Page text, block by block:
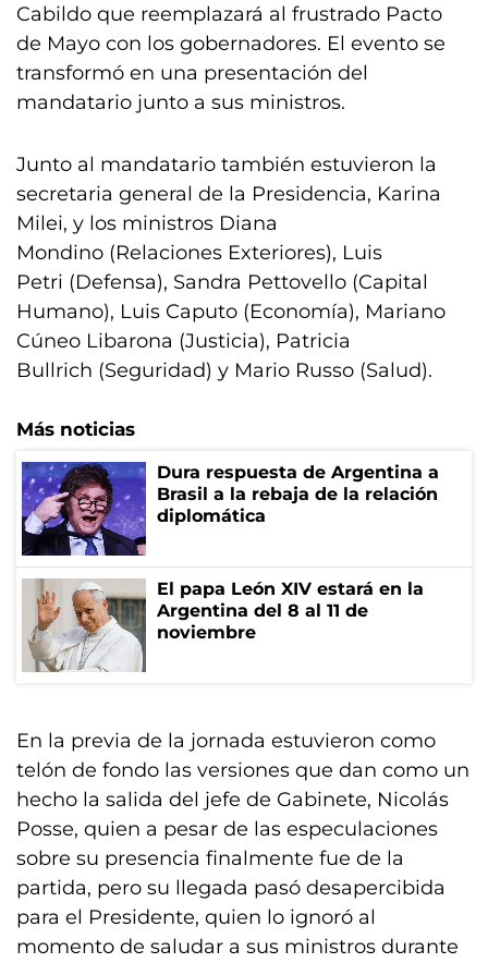
Cabildo que reemplazará al frustrado Pacto
de Mayo con los gobernadores. El evento se
transformó en una presentación del
mandatario junto a sus ministros.
Junto al mandatario también estuvieron la
secretaria general de la Presidencia, Karina
Milei, y los ministros Diana
Mondino (Relaciones Exteriores), Luis
Petri (Defensa), Sandra Pettovello (Capital
Humano), Luis Caputo (Economía), Mariano
Cúneo Libarona (Justicia), Patricia
Bullrich (Seguridad) y Mario Russo (Salud).
Más noticias
Dura respuesta de Argentina a
Brasil a la rebaja de la relación
diplomática
El papa León XIV estará en la
Argentina del 8 al 11 de
noviembre
En la previa de la jornada estuvieron como
telón de fondo las versiones que dan como un
hecho la salida del jefe de Gabinete, Nicolás
Posse, quien a pesar de las especulaciones
sobre su presencia finalmente fue de la
partida, pero su llegada pasó desapercibida
para el Presidente, quien lo ignoró al
momento de saludar a sus ministros durante